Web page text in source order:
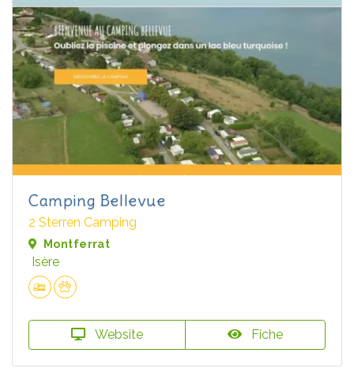
Camping Bellevue
2 Sterren Camping
Montferrat
Isère
Website Fiche